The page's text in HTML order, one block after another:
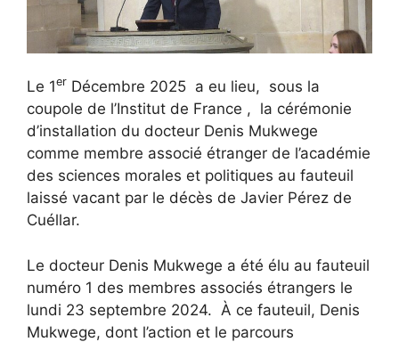
Le 1er Décembre 2025 a eu lieu, sous la
coupole de l’Institut de France , la cérémonie
d’installation du docteur Denis Mukwege
comme membre associé étranger de l’académie
des sciences morales et politiques au fauteuil
laissé vacant par le décès de Javier Pérez de
Cuéllar.
Le docteur Denis Mukwege a été élu au fauteuil
numéro 1 des membres associés étrangers le
lundi 23 septembre 2024. À ce fauteuil, Denis
Mukwege, dont l’action et le parcours